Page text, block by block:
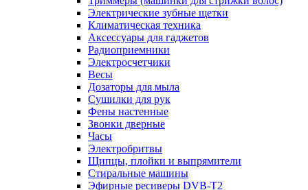
Электрические зубные щетки
Климатическая техника
Аксессуары для гаджетов
Радиоприемники
Электросчетчики
Весы
Дозаторы для мыла
Сушилки для рук
Фены настенные
Звонки дверные
Часы
Электробритвы
Щипцы, плойки и выпрямители
Стиральные машины
Эфирные ресиверы DVB-T2